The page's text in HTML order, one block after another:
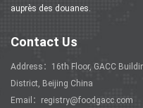
auprès des douanes.
Contact Us
Address：16th Floor, GACC
District, Beijing China
Email：registry@foodgacc.com